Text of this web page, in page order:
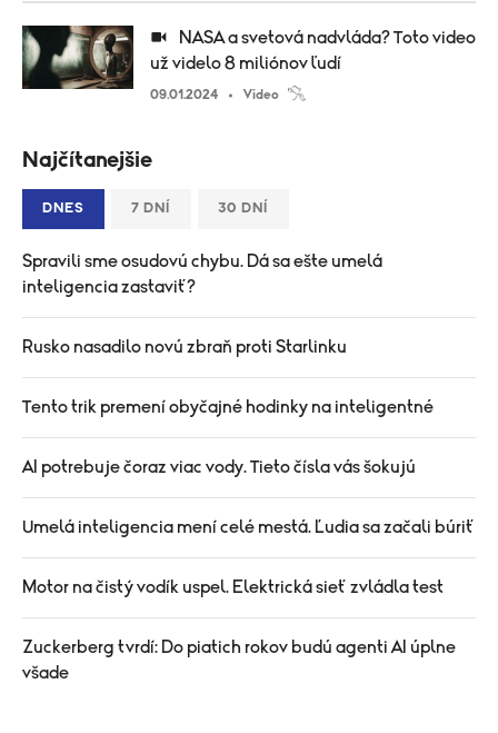
už videlo 8 miliónov ľudí
09.01.2024 Video
Najčítanejšie
DNES 7 DNÍ 30 DNÍ
Spravili sme osudovú chybu. Dá sa ešte umelá
inteligencia zastaviť?
Rusko nasadilo novú zbraň proti Starlinku
Tento trik premení obyčajné hodinky na inteligentné
AI potrebuje čoraz viac vody. Tieto čísla vás šokujú
Umelá inteligencia mení celé mestá. Ľudia sa začali búriť
Motor na čistý vodík uspel. Elektrická sieť zvládla test
Zuckerberg tvrdí: Do piatich rokov budú agenti AI úplne
všade